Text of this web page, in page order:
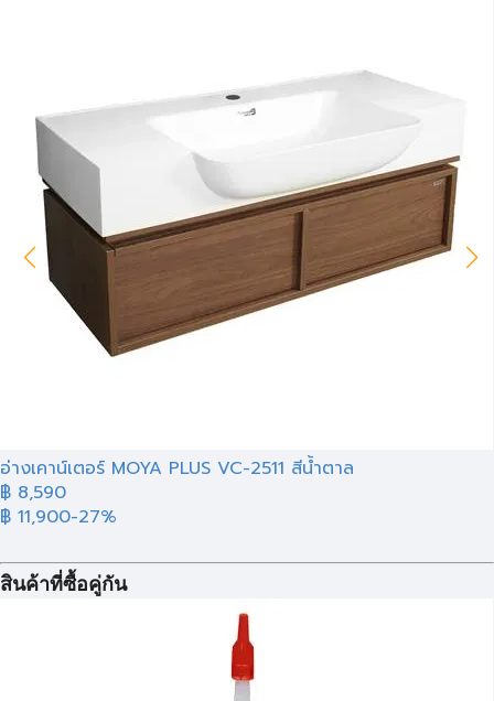
อ่างเคาน์เตอร์ MOYA PLUS VC-2511 สีน้ำตาล
฿ 8,590
฿ 11,900-27%
สินค้าที่ซื้อคู่กัน